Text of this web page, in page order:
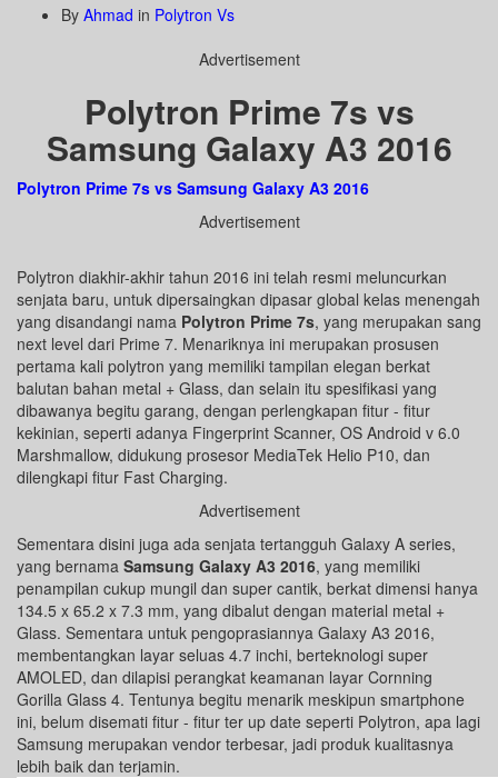
By Ahmad in Polytron Vs
Advertisement
Polytron Prime 7s vs
Samsung Galaxy A3 2016
Polytron Prime 7s vs Samsung Galaxy A3 2016
Advertisement
Polytron diakhir-akhir tahun 2016 ini telah resmi meluncurkan
senjata baru, untuk dipersaingkan dipasar global kelas menengah
yang disandangi nama Polytron Prime 7s, yang merupakan sang
next level dari Prime 7. Menariknya ini merupakan prosusen
pertama kali polytron yang memiliki tampilan elegan berkat
balutan bahan metal + Glass, dan selain itu spesifikasi yang
dibawanya begitu garang, dengan perlengkapan fitur - fitur
kekinian, seperti adanya Fingerprint Scanner, OS Android v 6.0
Marshmallow, didukung prosesor MediaTek Helio P10, dan
dilengkapi fitur Fast Charging.
Advertisement
Sementara disini juga ada senjata tertangguh Galaxy A series,
yang bernama Samsung Galaxy A3 2016, yang memiliki
penampilan cukup mungil dan super cantik, berkat dimensi hanya
134.5 x 65.2 x 7.3 mm, yang dibalut dengan material metal +
Glass. Sementara untuk pengoprasiannya Galaxy A3 2016,
membentangkan layar seluas 4.7 inchi, berteknologi super
AMOLED, dan dilapisi perangkat keamanan layar Cornning
Gorilla Glass 4. Tentunya begitu menarik meskipun smartphone
ini, belum disemati fitur - fitur ter up date seperti Polytron, apa lagi
Samsung merupakan vendor terbesar, jadi produk kualitasnya
lebih baik dan terjamin.